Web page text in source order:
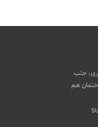
جنب
هم